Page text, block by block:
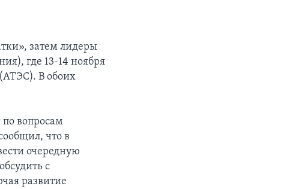
затем лидеры
где 13-14 ноября
(АТЭС). В обоих
по вопросам
что в
очередную
с
развитие